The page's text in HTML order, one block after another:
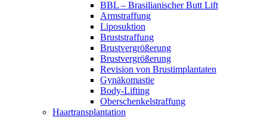
BBL – Brasilianischer Butt Lift
Armstraffung
Liposuktion
Bruststraffung
Brustvergrößerung
Brustvergrößerung
Revision von Brustimplantaten
Gynäkomastie
Body-Lifting
Oberschenkelstraffung
Haartransplantation